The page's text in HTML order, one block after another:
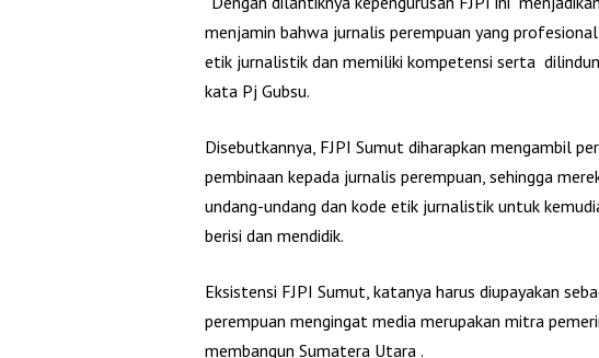
menjamin bahwa jurnalis perempuan yang
etik jurnalistik dan memiliki kompetensi serta
kata Pj Gubsu.
Disebutkannya, FJPI Sumut diharapkan mengambil
pembinaan kepada jurnalis perempuan, sehingga
undang-undang dan kode etik jurnalistik untuk
berisi dan mendidik.
Eksistensi FJPI Sumut, katanya harus diupayakan
perempuan mengingat media merupakan mitra
membangun Sumatera Utara .